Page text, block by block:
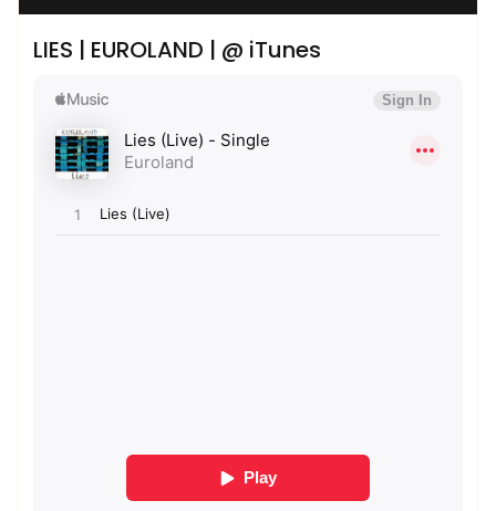
LIES | EUROLAND | @ iTunes